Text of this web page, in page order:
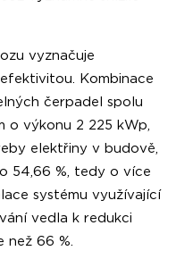
vyznačuje
Kombinace
čerpadel spolu
o výkonu 2 225 kWp,
elektřiny v budově,
54,66 %, tedy o více
systému využívající
vedla k redukci
než 66 %.